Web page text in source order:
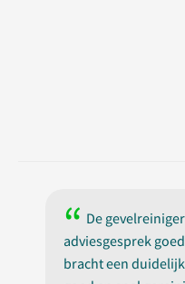
De
adviesgesprek
bracht een